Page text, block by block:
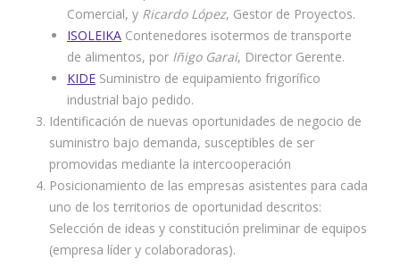
Comercial, y Ricardo López, Gestor de Proyectos.
ISOLEIKA Contenedores isotermos de transporte
de alimentos, por Iñigo Garai, Director Gerente.
KIDE Suministro de equipamiento frigorífico
industrial bajo pedido.
Identificación de nuevas oportunidades de negocio de
suministro bajo demanda, susceptibles de ser
promovidas mediante la intercooperación
Posicionamiento de las empresas asistentes para cada
uno de los territorios de oportunidad descritos:
Selección de ideas y constitución preliminar de equipos
(empresa líder y colaboradoras).